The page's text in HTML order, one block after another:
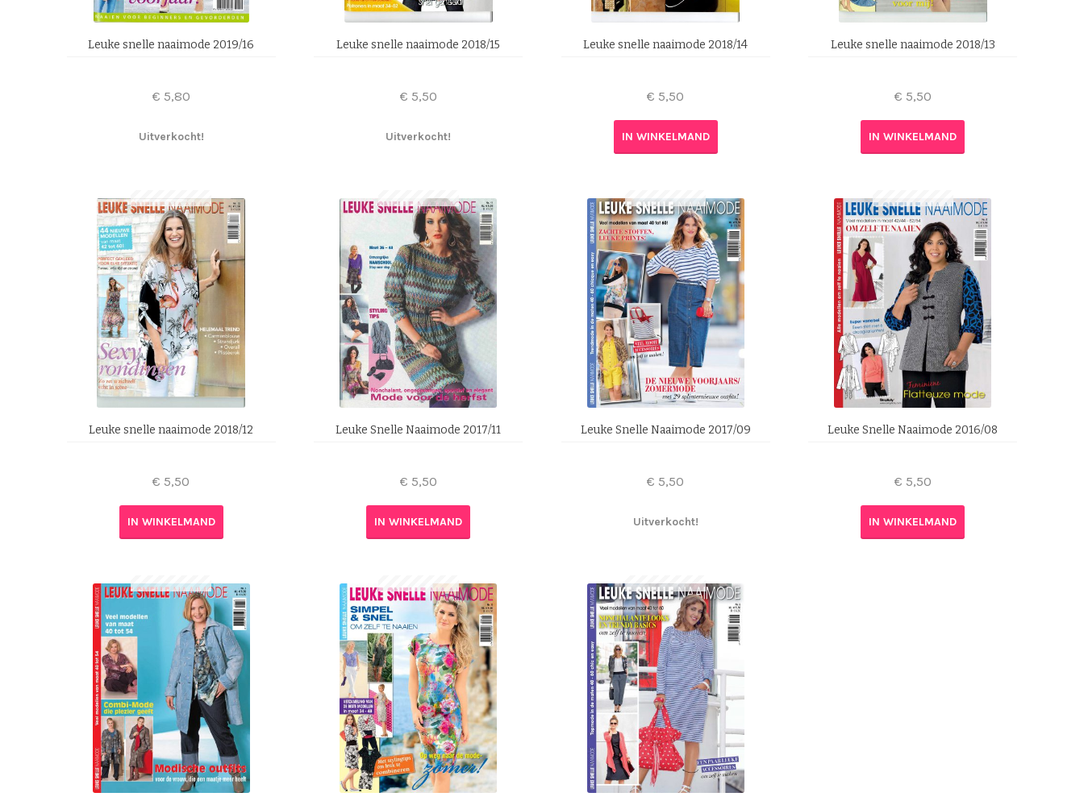
Leuke snelle naaimode 2019/16
€ 5,80
Uitverkocht!
Leuke snelle naaimode 2018/15
€ 5,50
Uitverkocht!
Leuke snelle naaimode 2018/14
€ 5,50
IN WINKELMAND
Leuke snelle naaimode 2018/13
€ 5,50
IN WINKELMAND
Leuke snelle naaimode 2018/12
€ 5,50
IN WINKELMAND
Leuke Snelle Naaimode 2017/11
€ 5,50
IN WINKELMAND
Leuke Snelle Naaimode 2017/09
€ 5,50
Uitverkocht!
Leuke Snelle Naaimode 2016/08
€ 5,50
IN WINKELMAND